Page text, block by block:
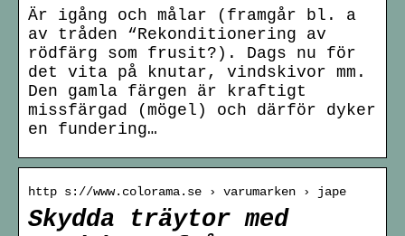
Är igång och målar (framgår bl. a
av tråden “Rekonditionering av
rödfärg som frusit?). Dags nu för
det vita på knutar, vindskivor mm.
Den gamla färgen är kraftigt
missfärgad (mögel) och därför dyker
en fundering…
http s://www.colorama.se › varumarken › jape
Skydda träytor med